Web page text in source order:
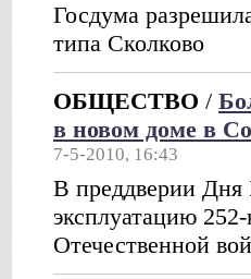
Госдума
типа Сколково
ОБЩЕСТВО /
в новом доме в
7-5-2010, 16:43
В преддверии Дня
эксплуатацию
Отечественной